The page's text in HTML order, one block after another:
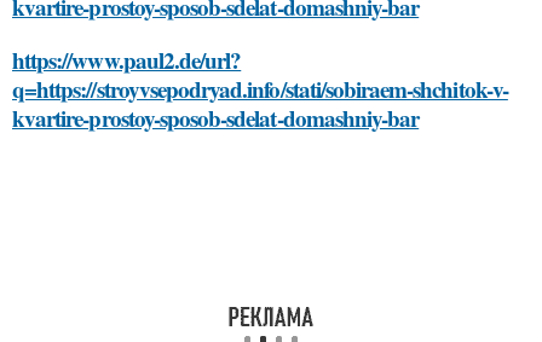
https://www.paul2.de/url?
q=https://stroyvsepodryad.info/stati/sobiraem-shchitok-v-
kvartire-prostoy-sposob-sdelat-domashniy-bar